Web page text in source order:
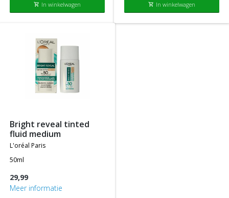
shopping_cart In winkelwagen shopping_cart In winkelwagen
bright reveal tinted
fluid medium
l'oréal paris
50ml
29,99
Meer informatie